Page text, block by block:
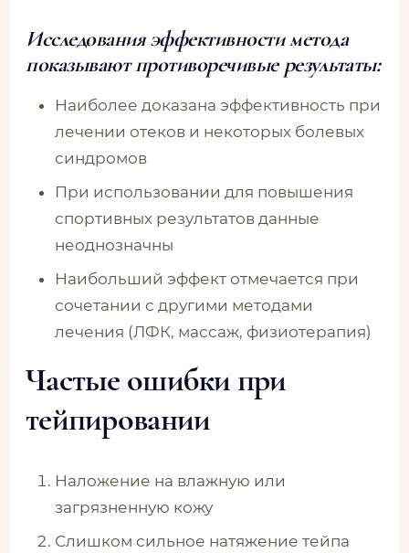
Исследования эффективности метода
показывают противоречивые результаты:
Наиболее доказана эффективность при
лечении отеков и некоторых болевых
синдромов
При использовании для повышения
спортивных результатов данные
неоднозначны
Наибольший эффект отмечается при
сочетании с другими методами
лечения (ЛФК, массаж, физиотерапия)
Частые ошибки при
тейпировании
Наложение на влажную или
загрязненную кожу
Слишком сильное натяжение тейпа